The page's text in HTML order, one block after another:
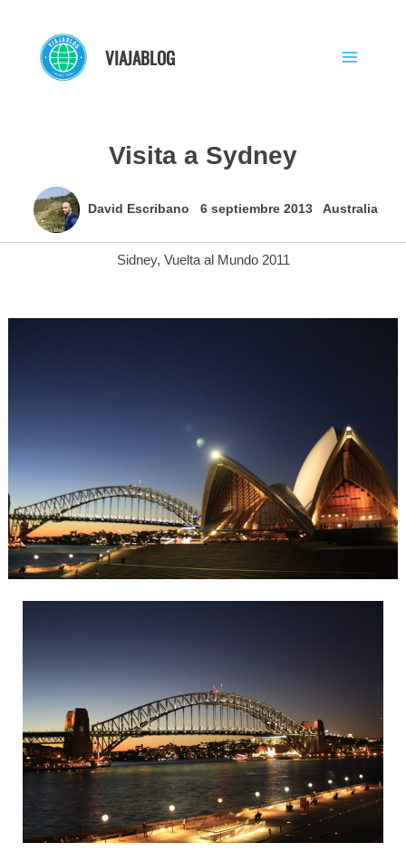
contenido
VIAJABLOG
Visita a Sydney
David Escribano 6 septiembre 2013 Australia
Sidney, Vuelta al Mundo 2011